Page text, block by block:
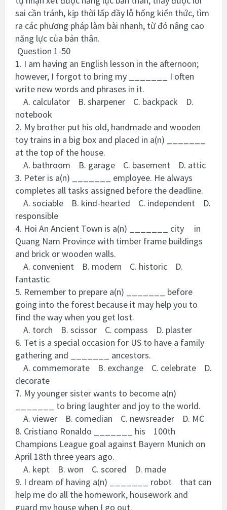
sai cần tránh, kịp thời lấp đầy lỗ hổng kiến thức, tìm
ra các phương pháp làm bài nhanh, từ đó nâng cao
năng lực của bản thân.
Question 1-50
1. I am having an English lesson in the afternoon;
however, I forgot to bring my _______ I often
write new words and phrases in it.
A. calculator B. sharpener C. backpack D.
notebook
2. My brother put his old, handmade and wooden
toy trains in a big box and placed in a(n) _______
at the top of the house.
A. bathroom B. garage C. basement D. attic
3. Peter is a(n) _______ employee. He always
completes all tasks assigned before the deadline.
A. sociable B. kind-hearted C. independent D.
responsible
4. Hoi An Ancient Town is a(n) _______ city in
Quang Nam Province with timber frame buildings
and brick or wooden walls.
A. convenient B. modern C. historic D.
fantastic
5. Remember to prepare a(n) _______ before
going into the forest because it may help you to
find the way when you get lost.
A. torch B. scissor C. compass D. plaster
6. Tet is a special occasion for US to have a family
gathering and _______ ancestors.
A. commemorate B. exchange C. celebrate D.
decorate
7. My younger sister wants to become a(n)
_______ to bring laughter and joy to the world.
A. viewer B. comedian C. newsreader D. MC
8. Cristiano Ronaldo _______ his 100th
Champions League goal against Bayern Munich on
April 18th three years ago.
A. kept B. won C. scored D. made
9. I dream of having a(n) _______ robot that can
help me do all the homework, housework and
guard my house when I go out.